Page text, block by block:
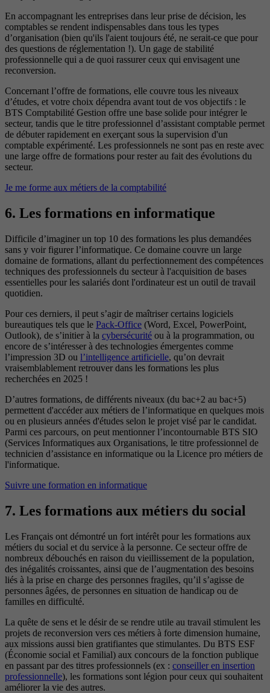
En accompagnant les entreprises dans leur prise de décision, les
comptables se rendent indispensables dans tous les types
d’organisation (bien qu'ils l'aient toujours été, ne serait-ce que pour
des questions de réglementation !). Un gage de stabilité
professionnelle qui a de quoi rassurer ceux qui envisagent une
reconversion.
Concernant l’offre de formations, elle couvre tous les niveaux
d’études, et votre choix dépendra avant tout de vos objectifs : le
BTS Comptabilité Gestion offre une base solide pour intégrer le
secteur, tandis que le titre professionnel d’assistant comptable permet
de débuter rapidement en exerçant sous la supervision d'un
comptable expérimenté. Les professionnels ne sont pas en reste avec
une large offre de formations pour rester au fait des évolutions du
secteur.
Je me forme aux métiers de la comptabilité
6. Les formations en informatique
Difficile d’imaginer un top 10 des formations les plus demandées
sans y voir figurer l’informatique. Ce domaine couvre un large
domaine de formations, allant du perfectionnement des compétences
techniques des professionnels du secteur à l'acquisition de bases
essentielles pour les salariés dont l'ordinateur est un outil de travail
quotidien.
Pour ces derniers, il peut s’agir de maîtriser certains logiciels
bureautiques tels que le Pack-Office (Word, Excel, PowerPoint,
Outlook), de s’initier à la cybersécurité ou à la programmation, ou
encore de s’intéresser à des technologies émergentes comme
l’impression 3D ou l’intelligence artificielle, qu’on devrait
vraisemblablement retrouver dans les formations les plus
recherchées en 2025 !
D’autres formations, de différents niveaux (du bac+2 au bac+5)
permettent d'accéder aux métiers de l’informatique en quelques mois
ou en plusieurs années d'études selon le projet visé par le candidat.
Parmi ces parcours, on peut mentionner l’incontournable BTS SIO
(Services Informatiques aux Organisations, le titre professionnel de
technicien d’assistance en informatique ou la Licence pro métiers de
l'informatique.
Suivre une formation en informatique
7. Les formations aux métiers du social
Les Français ont démontré un fort intérêt pour les formations aux
métiers du social et du service à la personne. Ce secteur offre de
nombreux débouchés en raison du vieillissement de la population,
des inégalités croissantes, ainsi que de l’augmentation des besoins
liés à la prise en charge des personnes fragiles, qu’il s’agisse de
personnes âgées, de personnes en situation de handicap ou de
familles en difficulté.
La quête de sens et le désir de se rendre utile au travail stimulent les
projets de reconversion vers ces métiers à forte dimension humaine,
aux missions aussi bien gratifiantes que stimulantes. Du BTS ESF
(Économie social et Familial) aux concours de la fonction publique
en passant par des titres professionnels (ex : conseiller en insertion
professionnelle), les formations sont légion pour ceux qui souhaitent
améliorer la vie des autres.